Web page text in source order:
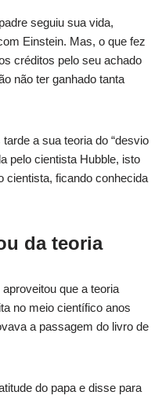
seguiu sua vida,
Einstein. Mas, o que fez
créditos pelo seu achado
não ter ganhado tanta
a sua teoria do “desvio
pelo cientista Hubble, isto
cientista, ficando conhecida
da teoria
que a teoria
no meio científico anos
a passagem do livro de
do papa e disse para